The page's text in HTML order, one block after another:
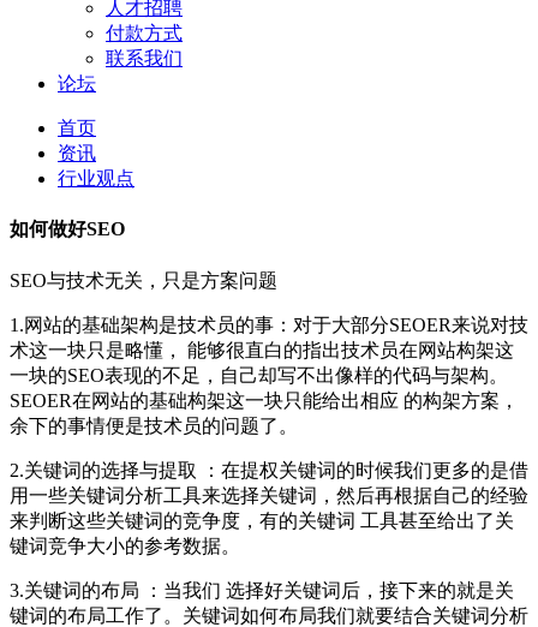
人才招聘
付款方式
联系我们
论坛
首页
资讯
行业观点
如何做好SEO
SEO与技术无关，只是方案问题
1.网站的基础架构是技术员的事：对于大部分SEOER来说对技
术这一块只是略懂， 能够很直白的指出技术员在网站构架这
一块的SEO表现的不足，自己却写不出像样的代码与架构。
SEOER在网站的基础构架这一块只能给出相应 的构架方案，
余下的事情便是技术员的问题了。
2.关键词的选择与提取 ：在提权关键词的时候我们更多的是借
用一些关键词分析工具来选择关键词，然后再根据自己的经验
来判断这些关键词的竞争度，有的关键词 工具甚至给出了关
键词竞争大小的参考数据。
3.关键词的布局 ：当我们 选择好关键词后，接下来的就是关
键词的布局工作了。关键词如何布局我们就要结合关键词分析